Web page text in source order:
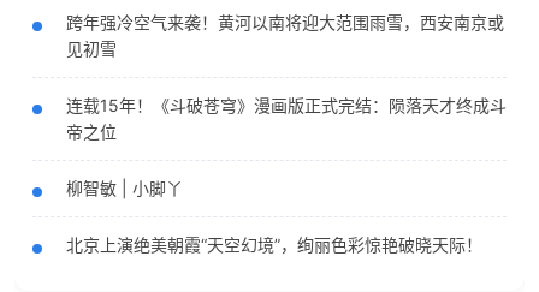
跨年强冷空气来袭！黄河以南将迎大范围雨雪，西安南京或
见初雪
连载15年！《斗破苍穹》漫画版正式完结：陨落天才终成斗
帝之位
柳智敏 | 小脚丫
北京上演绝美朝霞“天空幻境”，绚丽色彩惊艳破晓天际！